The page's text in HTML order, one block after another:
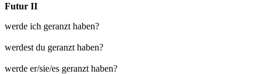
Futur II
werde ich geranzt haben?
werdest du geranzt haben?
werde er/sie/es geranzt haben?